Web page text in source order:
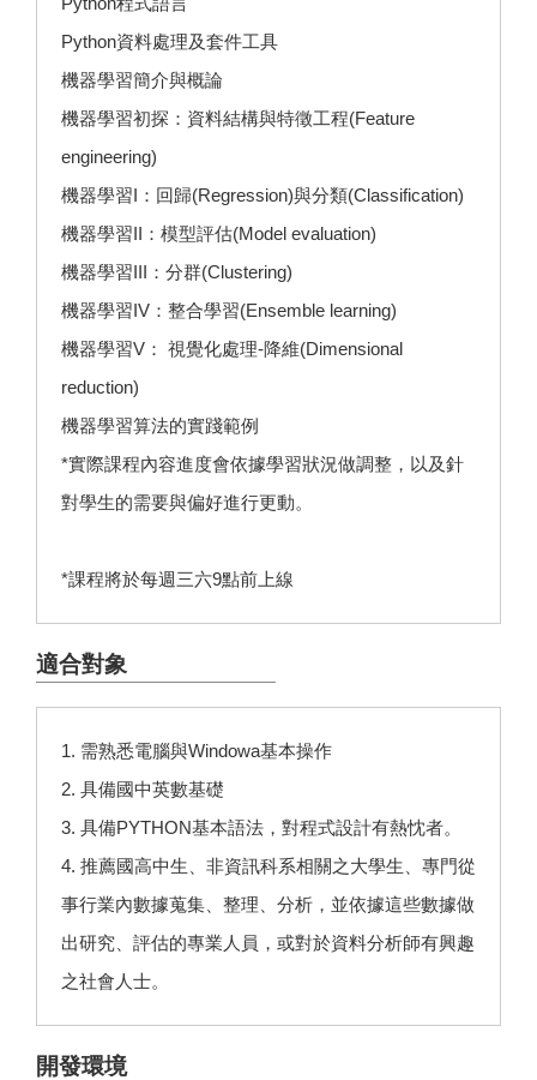
Python資料處理及套件工具
機器學習簡介與概論
機器學習初探：資料結構與特徵工程(Feature
engineering)
機器學習I：回歸(Regression)與分類(Classification)
機器學習II：模型評估(Model evaluation)
機器學習III：分群(Clustering)
機器學習IV：整合學習(Ensemble learning)
機器學習V： 視覺化處理-降維(Dimensional
reduction)
機器學習算法的實踐範例
*實際課程內容進度會依據學習狀況做調整，以及針
對學生的需要與偏好進行更動。
*課程將於每週三六9點前上線
適合對象
1. 需熟悉電腦與Windowa基本操作
2. 具備國中英數基礎
3. 具備PYTHON基本語法，對程式設計有熱忱者。
4. 推薦國高中生、非資訊科系相關之大學生、專門從
事行業內數據蒐集、整理、分析，並依據這些數據做
出研究、評估的專業人員，或對於資料分析師有興趣
之社會人士。
開發環境